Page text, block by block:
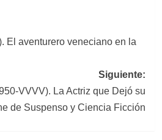
El aventurero veneciano en la
Siguiente:
VVVV). La Actriz que Dejó su
de Suspenso y Ciencia Ficción